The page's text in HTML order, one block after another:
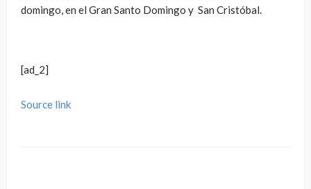
domingo, en el Gran Santo Domingo y San Cristóbal.
[ad_2]
Source link